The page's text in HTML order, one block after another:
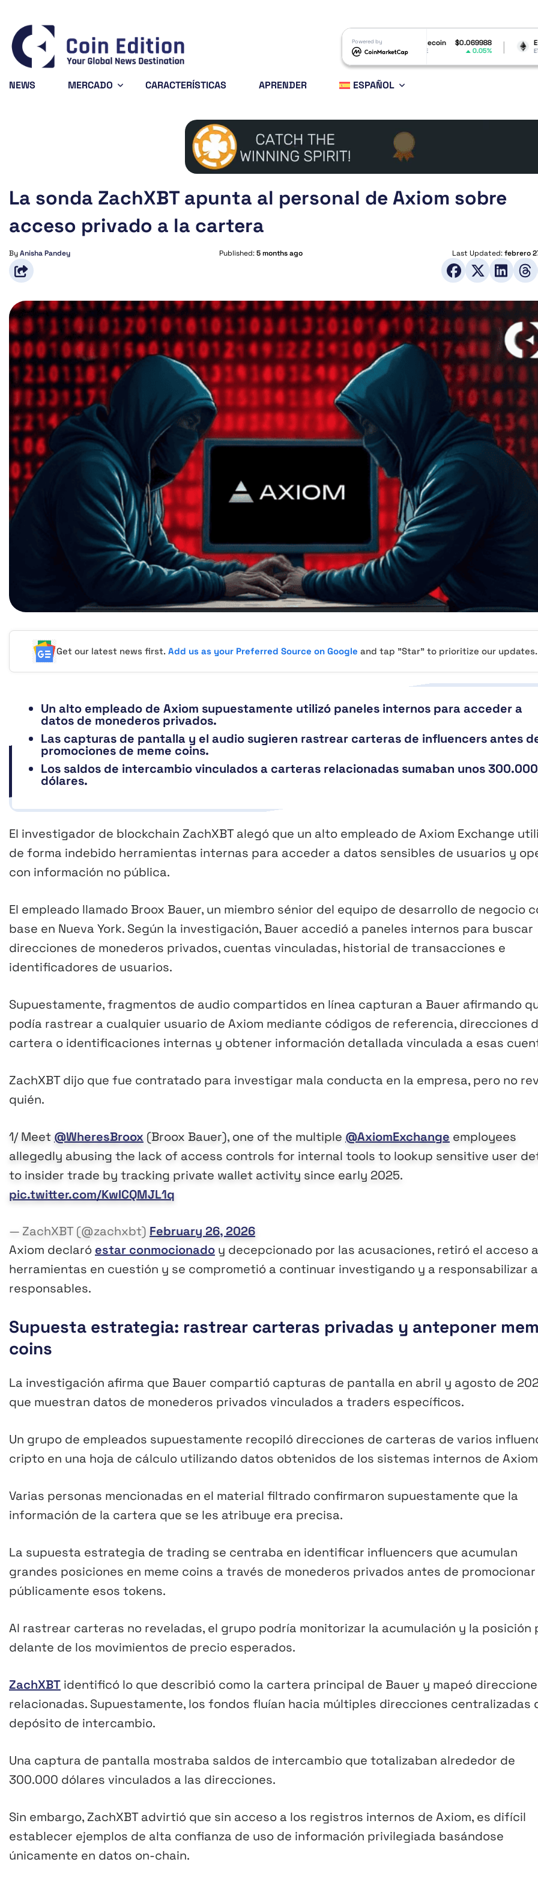
Powered by
Bitcoin $64,922.95
0.9%
Dogecoin
DOGE 0.05%
Ethereum
ETH
NEWS MERCADO CARACTERÍSTICAS APRENDER ESPAÑOL
La sonda ZachXBT apunta al personal de Axiom sobre
acceso privado a la cartera
ByAnisha Pandey Published:5 months ago Last Updated:febrero
Get our latest news first.Add us as your Preferred Source on Google and tap "Star" to prioritize our updates.
Un alto empleado de Axiom supuestamente utilizó paneles internos para acceder a
datos de monederos privados.
Las capturas de pantalla y el audio sugieren rastrear carteras de influencers antes
promociones de meme coins.
Los saldos de intercambio vinculados a carteras relacionadas sumaban unos 300.000
dólares.
El investigador de blockchain ZachXBT alegó que un alto empleado de Axiom Exchange
de forma indebido herramientas internas para acceder a datos sensibles de usuarios y
con información no pública.
El empleado llamado Broox Bauer, un miembro sénior del equipo de desarrollo de negocio
base en Nueva York. Según la investigación, Bauer accedió a paneles internos para buscar
direcciones de monederos privados, cuentas vinculadas, historial de transacciones e
identificadores de usuarios.
Supuestamente, fragmentos de audio compartidos en línea capturan a Bauer afirmando
podía rastrear a cualquier usuario de Axiom mediante códigos de referencia, direcciones
cartera o identificaciones internas y obtener información detallada vinculada a esas
ZachXBT dijo que fue contratado para investigar mala conducta en la empresa, pero no
quién.
1/ Meet @WheresBroox (Broox Bauer), one of the multiple @AxiomExchange employees
allegedly abusing the lack of access controls for internal tools to lookup sensitive user
to insider trade by tracking private wallet activity since early 2025.
pic.twitter.com/KwICQMJL1q
— ZachXBT (@zachxbt) February 26, 2026
Axiom declaró estar conmocionado y decepcionado por las acusaciones, retiró el acceso
herramientas en cuestión y se comprometió a continuar investigando y a responsabilizar
responsables.
Supuesta estrategia: rastrear carteras privadas y anteponer
coins
La investigación afirma que Bauer compartió capturas de pantalla en abril y agosto de
que muestran datos de monederos privados vinculados a traders específicos.
Un grupo de empleados supuestamente recopiló direcciones de carteras de varios
cripto en una hoja de cálculo utilizando datos obtenidos de los sistemas internos de
Varias personas mencionadas en el material filtrado confirmaron supuestamente que la
información de la cartera que se les atribuye era precisa.
La supuesta estrategia de trading se centraba en identificar influencers que acumulan
grandes posiciones en meme coins a través de monederos privados antes de promocionar
públicamente esos tokens.
Al rastrear carteras no reveladas, el grupo podría monitorizar la acumulación y la posición
delante de los movimientos de precio esperados.
ZachXBT identificó lo que describió como la cartera principal de Bauer y mapeó
relacionadas. Supuestamente, los fondos fluían hacia múltiples direcciones centralizadas
depósito de intercambio.
Una captura de pantalla mostraba saldos de intercambio que totalizaban alrededor de
300.000 dólares vinculados a las direcciones.
Sin embargo, ZachXBT advirtió que sin acceso a los registros internos de Axiom, es difícil
establecer ejemplos de alta confianza de uso de información privilegiada basándose
únicamente en datos on-chain.